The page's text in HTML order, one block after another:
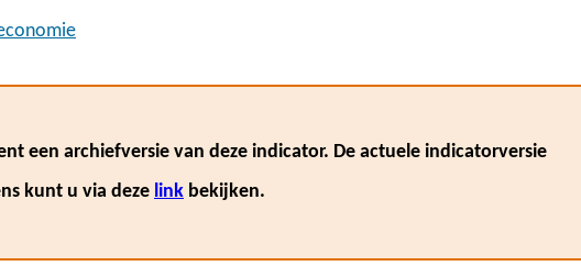
een archiefversie van deze indicator. De actuele indicatorversie
kunt u via deze link bekijken.